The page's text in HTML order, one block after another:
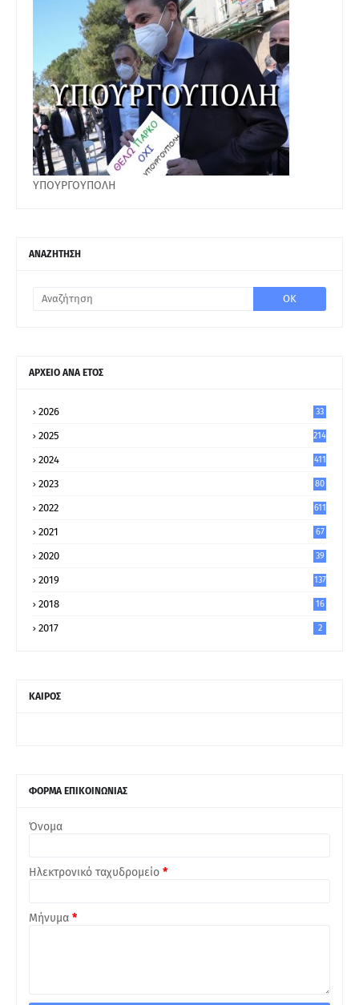
ΥΠΟΥΡΓΟΥΠΟΛΗ
ΑΝΑΖΗΤΗΣΗ
ΑΡΧΕΙΟ ΑΝΑ ΕΤΟΣ
2026 33
2025 214
2024 411
2023
80
2022 611
2021
67
2020
39
2019 137
2018 16
2017 2
ΚΑΙΡΟΣ
ΦΟΡΜΑ ΕΠΙΚΟΙΝΩΝΙΑΣ
Όνομα
Ηλεκτρονικό ταχυδρομείο *
Μήνυμα *